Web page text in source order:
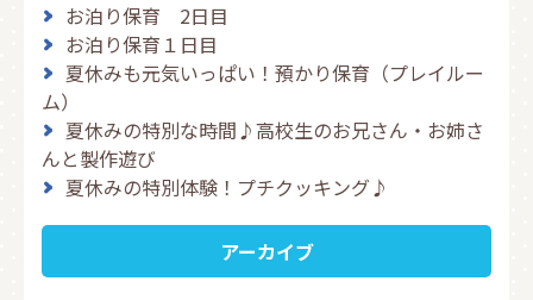
お泊り保育 2日目
お泊り保育１日目
夏休みも元気いっぱい！預かり保育（プレイルー
ム）
夏休みの特別な時間♪高校生のお兄さん・お姉さ
んと製作遊び
夏休みの特別体験！プチクッキング♪
アーカイブ